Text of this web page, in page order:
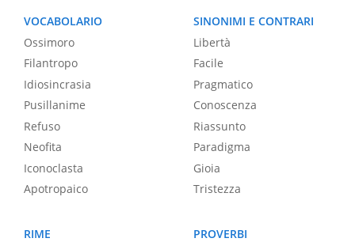
VOCABOLARIO
Ossimoro
Filantropo
Idiosincrasia
Pusillanime
Refuso
Neofita
Iconoclasta
Apotropaico
SINONIMI E CONTRARI
Libertà
Facile
Pragmatico
Conoscenza
Riassunto
Paradigma
Gioia
Tristezza
RIME
PROVERBI